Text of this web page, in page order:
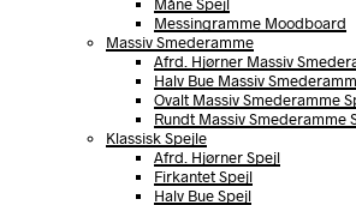
Messingramme Moodboard
Massiv Smederamme
Afrd. Hjørner Massiv
Halv Bue Massiv
Ovalt Massiv Smederamme
Rundt Massiv Smederamme
Klassisk Spejle
Afrd. Hjørner Spejl
Firkantet Spejl
Halv Bue Spejl